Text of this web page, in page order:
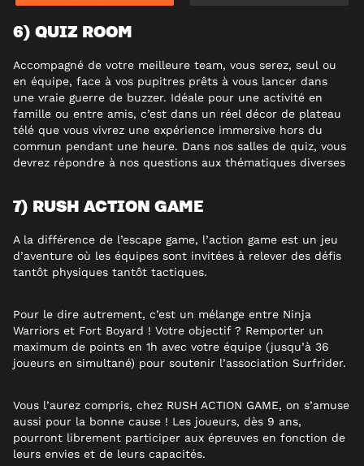
6) QUIZ ROOM
Accompagné de votre meilleure team, vous serez, seul ou
en équipe, face à vos pupitres prêts à vous lancer dans
une vraie guerre de buzzer. Idéale pour une activité en
famille ou entre amis, c’est dans un réel décor de plateau
télé que vous vivrez une expérience immersive hors du
commun pendant une heure. Dans nos salles de quiz, vous
devrez répondre à nos questions aux thématiques diverses
7) RUSH ACTION GAME
A la différence de l’escape game, l’action game est un jeu
d’aventure où les équipes sont invitées à relever des défis
tantôt physiques tantôt tactiques.
Pour le dire autrement, c’est un mélange entre Ninja
Warriors et Fort Boyard ! Votre objectif ? Remporter un
maximum de points en 1h avec votre équipe (jusqu’à 36
joueurs en simultané) pour soutenir l’association Surfrider.
Vous l’aurez compris, chez RUSH ACTION GAME, on s’amuse
aussi pour la bonne cause ! Les joueurs, dès 9 ans,
pourront librement participer aux épreuves en fonction de
leurs envies et de leurs capacités.